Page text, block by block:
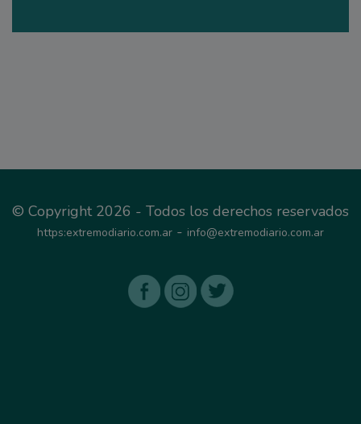
© Copyright 2026 - Todos los derechos reservados
https:extremodiario.com.ar - info@extremodiario.com.ar